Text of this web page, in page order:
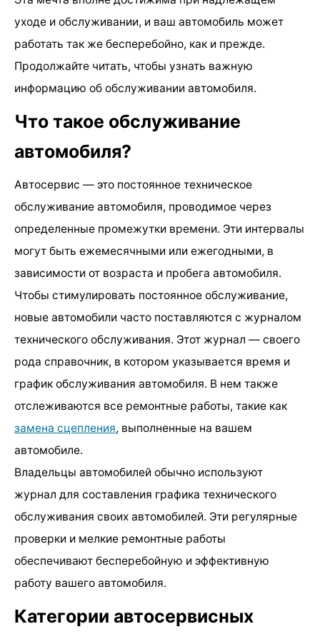
уходе и обслуживании, и ваш автомобиль может
работать так же бесперебойно, как и прежде.
Продолжайте читать, чтобы узнать важную
информацию об обслуживании автомобиля.
Что такое обслуживание
автомобиля?
Автосервис — это постоянное техническое
обслуживание автомобиля, проводимое через
определенные промежутки времени. Эти интервалы
могут быть ежемесячными или ежегодными, в
зависимости от возраста и пробега автомобиля.
Чтобы стимулировать постоянное обслуживание,
новые автомобили часто поставляются с журналом
технического обслуживания. Этот журнал — своего
рода справочник, в котором указывается время и
график обслуживания автомобиля. В нем также
отслеживаются все ремонтные работы, такие как
замена сцепления, выполненные на вашем
автомобиле.
Владельцы автомобилей обычно используют
журнал для составления графика технического
обслуживания своих автомобилей. Эти регулярные
проверки и мелкие ремонтные работы
обеспечивают бесперебойную и эффективную
работу вашего автомобиля.
Категории автосервисных